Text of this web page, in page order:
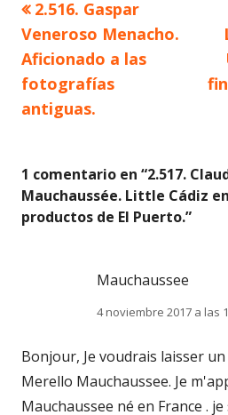
Navegación
de
entradas
Artículo
anterior
2.516. Gaspar
Veneroso Menacho.
Aficionado a las
fotografías
antiguas.
1 comentario en “2.517.
Mauchaussée. Little Cádiz
productos de El Puerto.”
Mauchaussee
4 noviembre 2017 a las
Bonjour, Je voudrais laisser
Merello Mauchaussee. Je
Mauchaussee né en France .